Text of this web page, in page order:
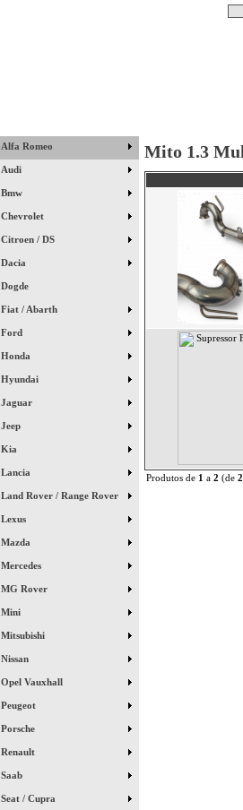
Alfa Romeo
Audi
Bmw
Chevrolet
Citroen / DS
Dacia
Dogde
Fiat / Abarth
Ford
Honda
Hyundai
Jaguar
Jeep
Kia
Lancia
Land Rover / Range Rover
Lexus
Mazda
Mercedes
MG Rover
Mini
Mitsubishi
Nissan
Opel Vauxhall
Peugeot
Porsche
Renault
Saab
Seat / Cupra
Mito 1.3
Produtos de 1 a 2 (de 2